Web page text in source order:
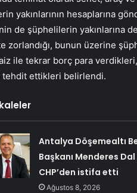
yakınlarının hesaplarına
de şüphelilerin yakınlarına
zorlandığı, bunun üzerine
ile tekrar borç para
ettikleri belirlendi.
Antalya Döşemealtı
Başkanı Menderes
CHP’den istifa etti
Ağustos 8, 2026